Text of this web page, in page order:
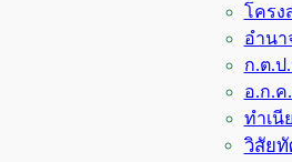
โครง
อำน
ก.ต.ป
อ.ก.ค
ทำเนี
วิสัย